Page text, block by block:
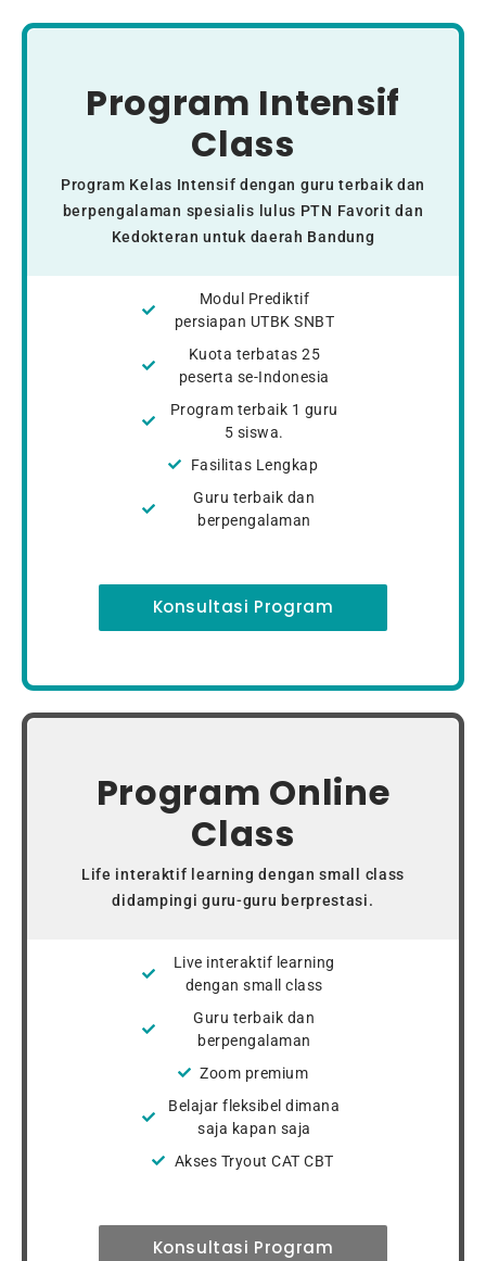
Program Intensif
Class
Program Kelas Intensif dengan guru terbaik dan
berpengalaman spesialis lulus PTN Favorit dan
Kedokteran untuk daerah Bandung
Modul Prediktif
persiapan UTBK SNBT
Kuota terbatas 25
peserta se-Indonesia
Program terbaik 1 guru
5 siswa.
Fasilitas Lengkap
Guru terbaik dan
berpengalaman
Konsultasi Program
Program Online
Class
Life interaktif learning dengan small class
didampingi guru-guru berprestasi.
Live interaktif learning
dengan small class
Guru terbaik dan
berpengalaman
Zoom premium
Belajar fleksibel dimana
saja kapan saja
Akses Tryout CAT CBT
Konsultasi Program